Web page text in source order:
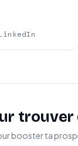
booster ta